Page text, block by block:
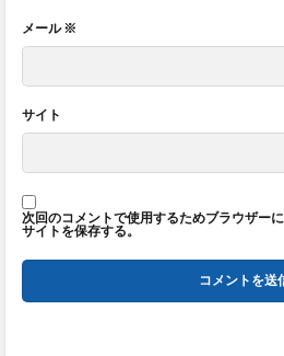
メール※
サイト
次回のコメントで使用するためブラウザー
サイトを保存する。